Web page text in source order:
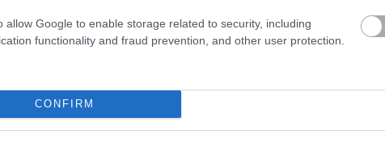
allow Google to enable storage related to security, including
functionality and fraud prevention, and other user protection.
CONFIRM